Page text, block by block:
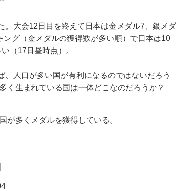
。大会12日目を終えて日本は金メダル7、銀メダ
グ（金メダルの獲得数が多い順）で日本は10
（17日昼時点）。
人口が多い国が有利になるのではないだろう
く生まれている国は一体どこなのだろう か？
が多くメダルを獲得している。